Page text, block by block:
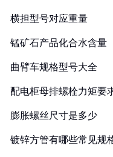
横担型号对应重量
锰矿石产品化合水含量
曲臂车规格型号大全
配电柜母排螺栓力矩要
膨胀螺丝尺寸是多少
镀锌方管有哪些常见规